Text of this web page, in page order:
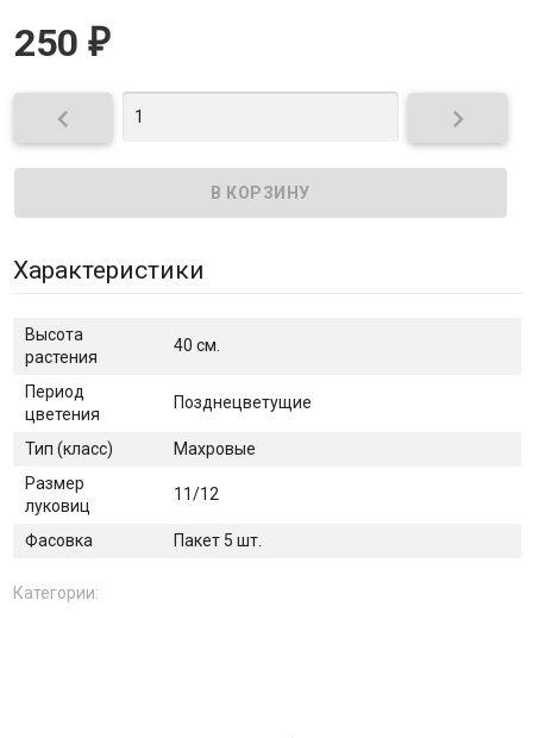
250 ₽
 
Характеристики
Высота
растения
40 см.
Период
цветения
Позднецветущие
Тип (класс)
Махровые
Размер
луковиц
11/12
Фасовка Пакет 5 шт.
Категории: